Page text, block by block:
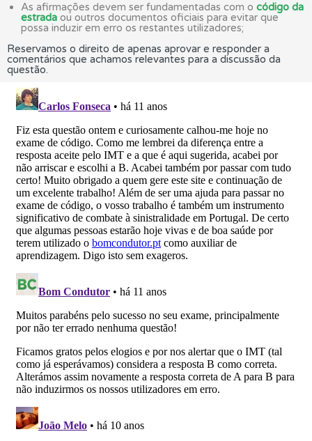
As afirmações devem ser fundamentadas com o código da
estrada ou outros documentos oficiais para evitar que
possa induzir em erro os restantes utilizadores;
Reservamos o direito de apenas aprovar e responder a
comentários que achamos relevantes para a discussão da
questão.